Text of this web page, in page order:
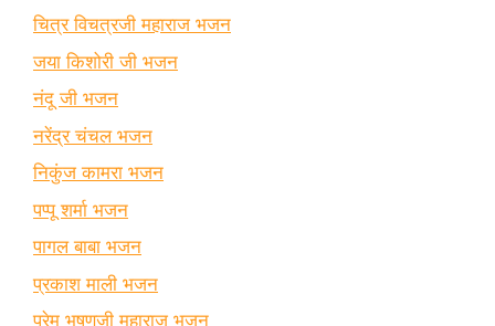
चित्र विचत्रजी महाराज भजन
जया किशोरी जी भजन
नंदू जी भजन
नरेंद्र चंचल भजन
निकुंज कामरा भजन
पप्पू शर्मा भजन
पागल बाबा भजन
प्रकाश माली भजन
प्रेम भूषणजी महाराज भजन